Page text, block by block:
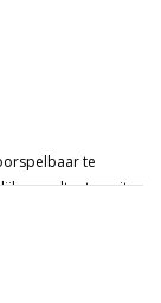
te
resultaat er uit
van het